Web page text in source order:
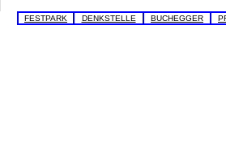
FESTPARK DENKSTELLE BUCHEGGER